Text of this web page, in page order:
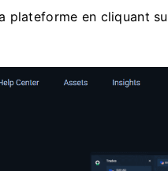
plateforme en cliquant